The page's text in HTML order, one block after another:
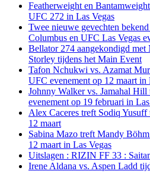
Featherweight en
UFC 272 in Las Vegas
Twee nieuwe gevechten
Columbus en UFC Las Vegas
Bellator 274 aangekondigd
Storley tijdens het Main Event
Tafon Nchukwi vs. Azamat
UFC evenement op 12 maart in
Johnny Walker vs. Jamahal Hill
evenement op 19 februari in
Alex Caceres treft Sodiq
12 maart
Sabina Mazo treft Mandy
12 maart in Las Vegas
Uitslagen : RIZIN FF 33 :
Irene Aldana vs. Aspen Ladd